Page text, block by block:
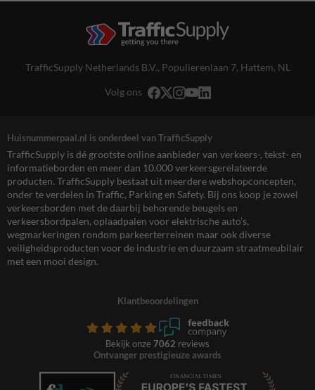
TrafficSupply Netherlands B.V., Populierenlaan 7, Hattem, NL
Volg ons
Huisnummerpaal.nl is onderdeel van TrafficSupply
TrafficSupply is dé grootste online aanbieder van verkeers-, tekst- en
informatieborden en meer dan 10.000 verkeersgerelateerde
producten. TrafficSupply bestaat uit meerdere webshopconcepten,
onder te verdelen in Traffic, Parking en Safety. Bij ons koop je zowel
verkeersborden met de daarbij behorende beugels en
verkeersbordpalen, oplaadpalen voor elektrische auto’s,
wegmarkeringen rondom parkeerterreinen maar ook diverse
veiligheidsproducten voor de industrie en duurzaam straatmeubilair
met een mooi design.
Klantbeoordelingen
Bekijk onze 7062 reviews
Ontvanger prestigieuze awards